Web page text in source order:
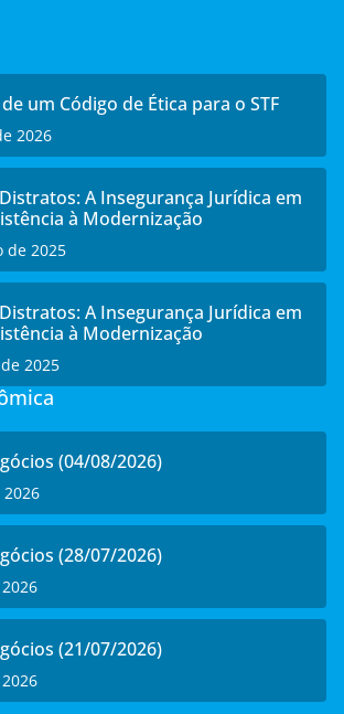
um Código de Ética para o STF
2026
A Insegurança Jurídica em
à Modernização
de 2025
A Insegurança Jurídica em
à Modernização
2025
(04/08/2026)
(28/07/2026)
(21/07/2026)